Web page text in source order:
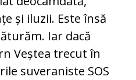
și iluzii. Este însă
Iar dacă
Veștea trecut în
suveraniste SOS